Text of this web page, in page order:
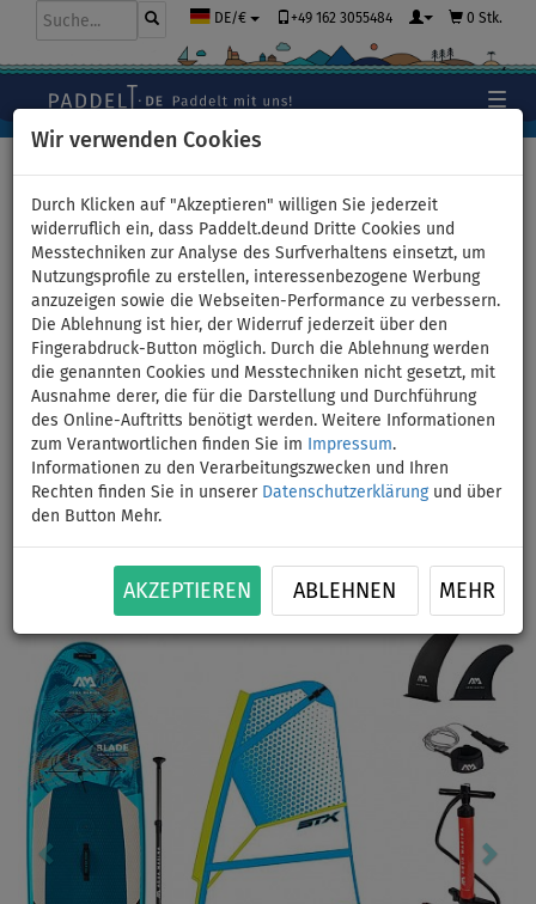
Wir verwenden Cookies
Durch Klicken auf "Akzeptieren" willigen Sie jederzeit
widerruflich ein, dass Paddelt.deund Dritte Cookies und
Messtechniken zur Analyse des Surfverhaltens einsetzt, um
Nutzungsprofile zu erstellen, interessenbezogene Werbung
anzuzeigen sowie die Webseiten-Performance zu verbessern.
Die Ablehnung ist hier, der Widerruf jederzeit über den
Fingerabdruck-Button möglich. Durch die Ablehnung werden
die genannten Cookies und Messtechniken nicht gesetzt, mit
Ausnahme derer, die für die Darstellung und Durchführung
des Online-Auftritts benötigt werden. Weitere Informationen
zum Verantwortlichen finden Sie im
Impressum.
Informationen zu den Verarbeitungszwecken und Ihren
Rechten finden Sie in unserer Datenschutzerklärungund über
den Button Mehr.
AKZEPTIEREN ABLEHNEN MEHR
DE/€ +49 162 3055484 0 Stk.
SUP AQUA MARINA Blade 10'6
incl. Segel - aufblasbares
Stand Up Paddle Board mit
Windsurf-Option - Größe:
3,0qm
BIS BIS
SEGEL
Previous Next